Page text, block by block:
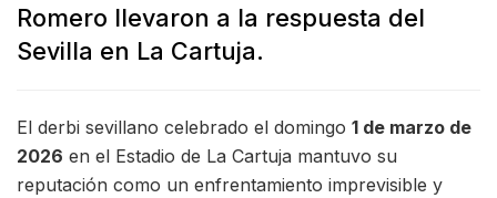
Romero llevaron a la respuesta del
Sevilla en La Cartuja.
El derbi sevillano celebrado el domingo 1 de marzo de
2026 en el Estadio de La Cartuja mantuvo su
reputación como un enfrentamiento imprevisible y